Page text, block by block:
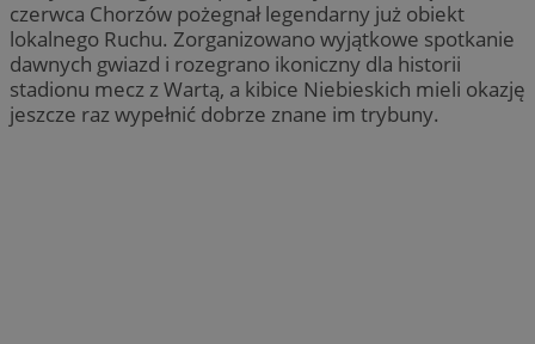
czerwca Chorzów pożegnał legendarny już obiekt
lokalnego Ruchu. Zorganizowano wyjątkowe spotkanie
dawnych gwiazd i rozegrano ikoniczny dla historii
stadionu mecz z Wartą, a kibice Niebieskich mieli okazję
jeszcze raz wypełnić dobrze znane im trybuny.